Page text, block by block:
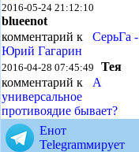
2016-05-24 21:12:10
blueenot
комментарий к СерьГа -
Юрий Гагарин
2016-04-28 07:45:49 Тея
комментарий к А
универсальное
противоядие бывает?
Енот
Telegramмирует